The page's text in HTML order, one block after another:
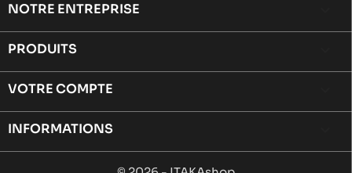
NOTRE ENTREPRISE
PRODUITS
VOTRE COMPTE
INFORMATIONS